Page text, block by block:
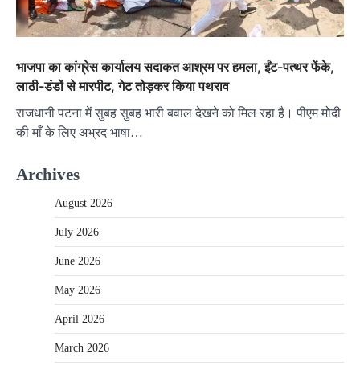
भाजपा का कांग्रेस कार्यालय सदाकत आश्रम पर हमला, ईंट-पत्थर फेंके,
लाठी-डंडों से मारपीट, गेट तोड़कर किया पथराव
राजधानी पटना में सुबह सुबह भारी बवाल देखने को मिल रहा है। पीएम मोदी
की माँ के लिए अभ्रद भाषा…
Archives
August 2026
July 2026
June 2026
May 2026
April 2026
March 2026